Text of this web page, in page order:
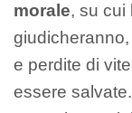
morale, su cui
e perdite di
essere